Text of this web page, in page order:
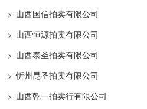
> 山西国信拍卖有限公司
> 山西恒源拍卖有限公司
> 山西泰圣拍卖有限公司
> 忻州昆圣拍卖有限公司
> 山西乾一拍卖行有限公司